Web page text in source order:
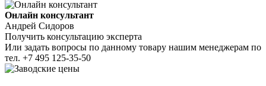
Онлайн консультант
Андрей Сидоров
Получить консультацию эксперта
Или задать вопросы по данному товару нашим менеджерам по
тел. +7 495 125-35-50